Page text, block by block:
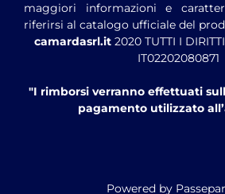
maggiori informazioni e
riferirsi al catalogo ufficiale del
camardasrl.it2020 TUTTI I
IT02202080871
"I rimborsi verranno effettuati
pagamento utilizzato
Powered by